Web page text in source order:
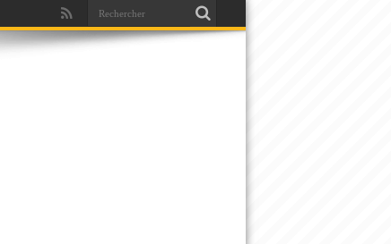
stratégie qui change la donne